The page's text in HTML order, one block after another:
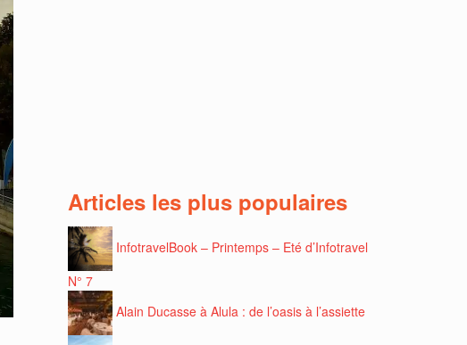
Articles les plus populaires
InfotravelBook – Printemps – Eté d’Infotravel
N° 7
Alain Ducasse à Alula : de l’oasis à l’assiette